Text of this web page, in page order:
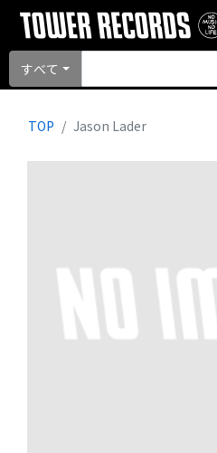
すべて
TOP Jason Lader